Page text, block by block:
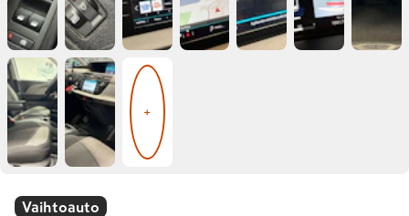
+
Vaihtoauto